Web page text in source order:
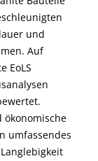
und
Auf
EoLS
ökonomische
umfassendes